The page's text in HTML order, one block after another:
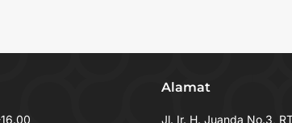
Alamat
Jl. Ir. H. Juanda No.3,